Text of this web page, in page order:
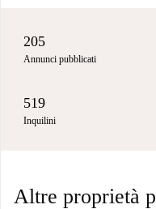
205
Annunci pubblicati
519
Inquilini
Altre proprietà